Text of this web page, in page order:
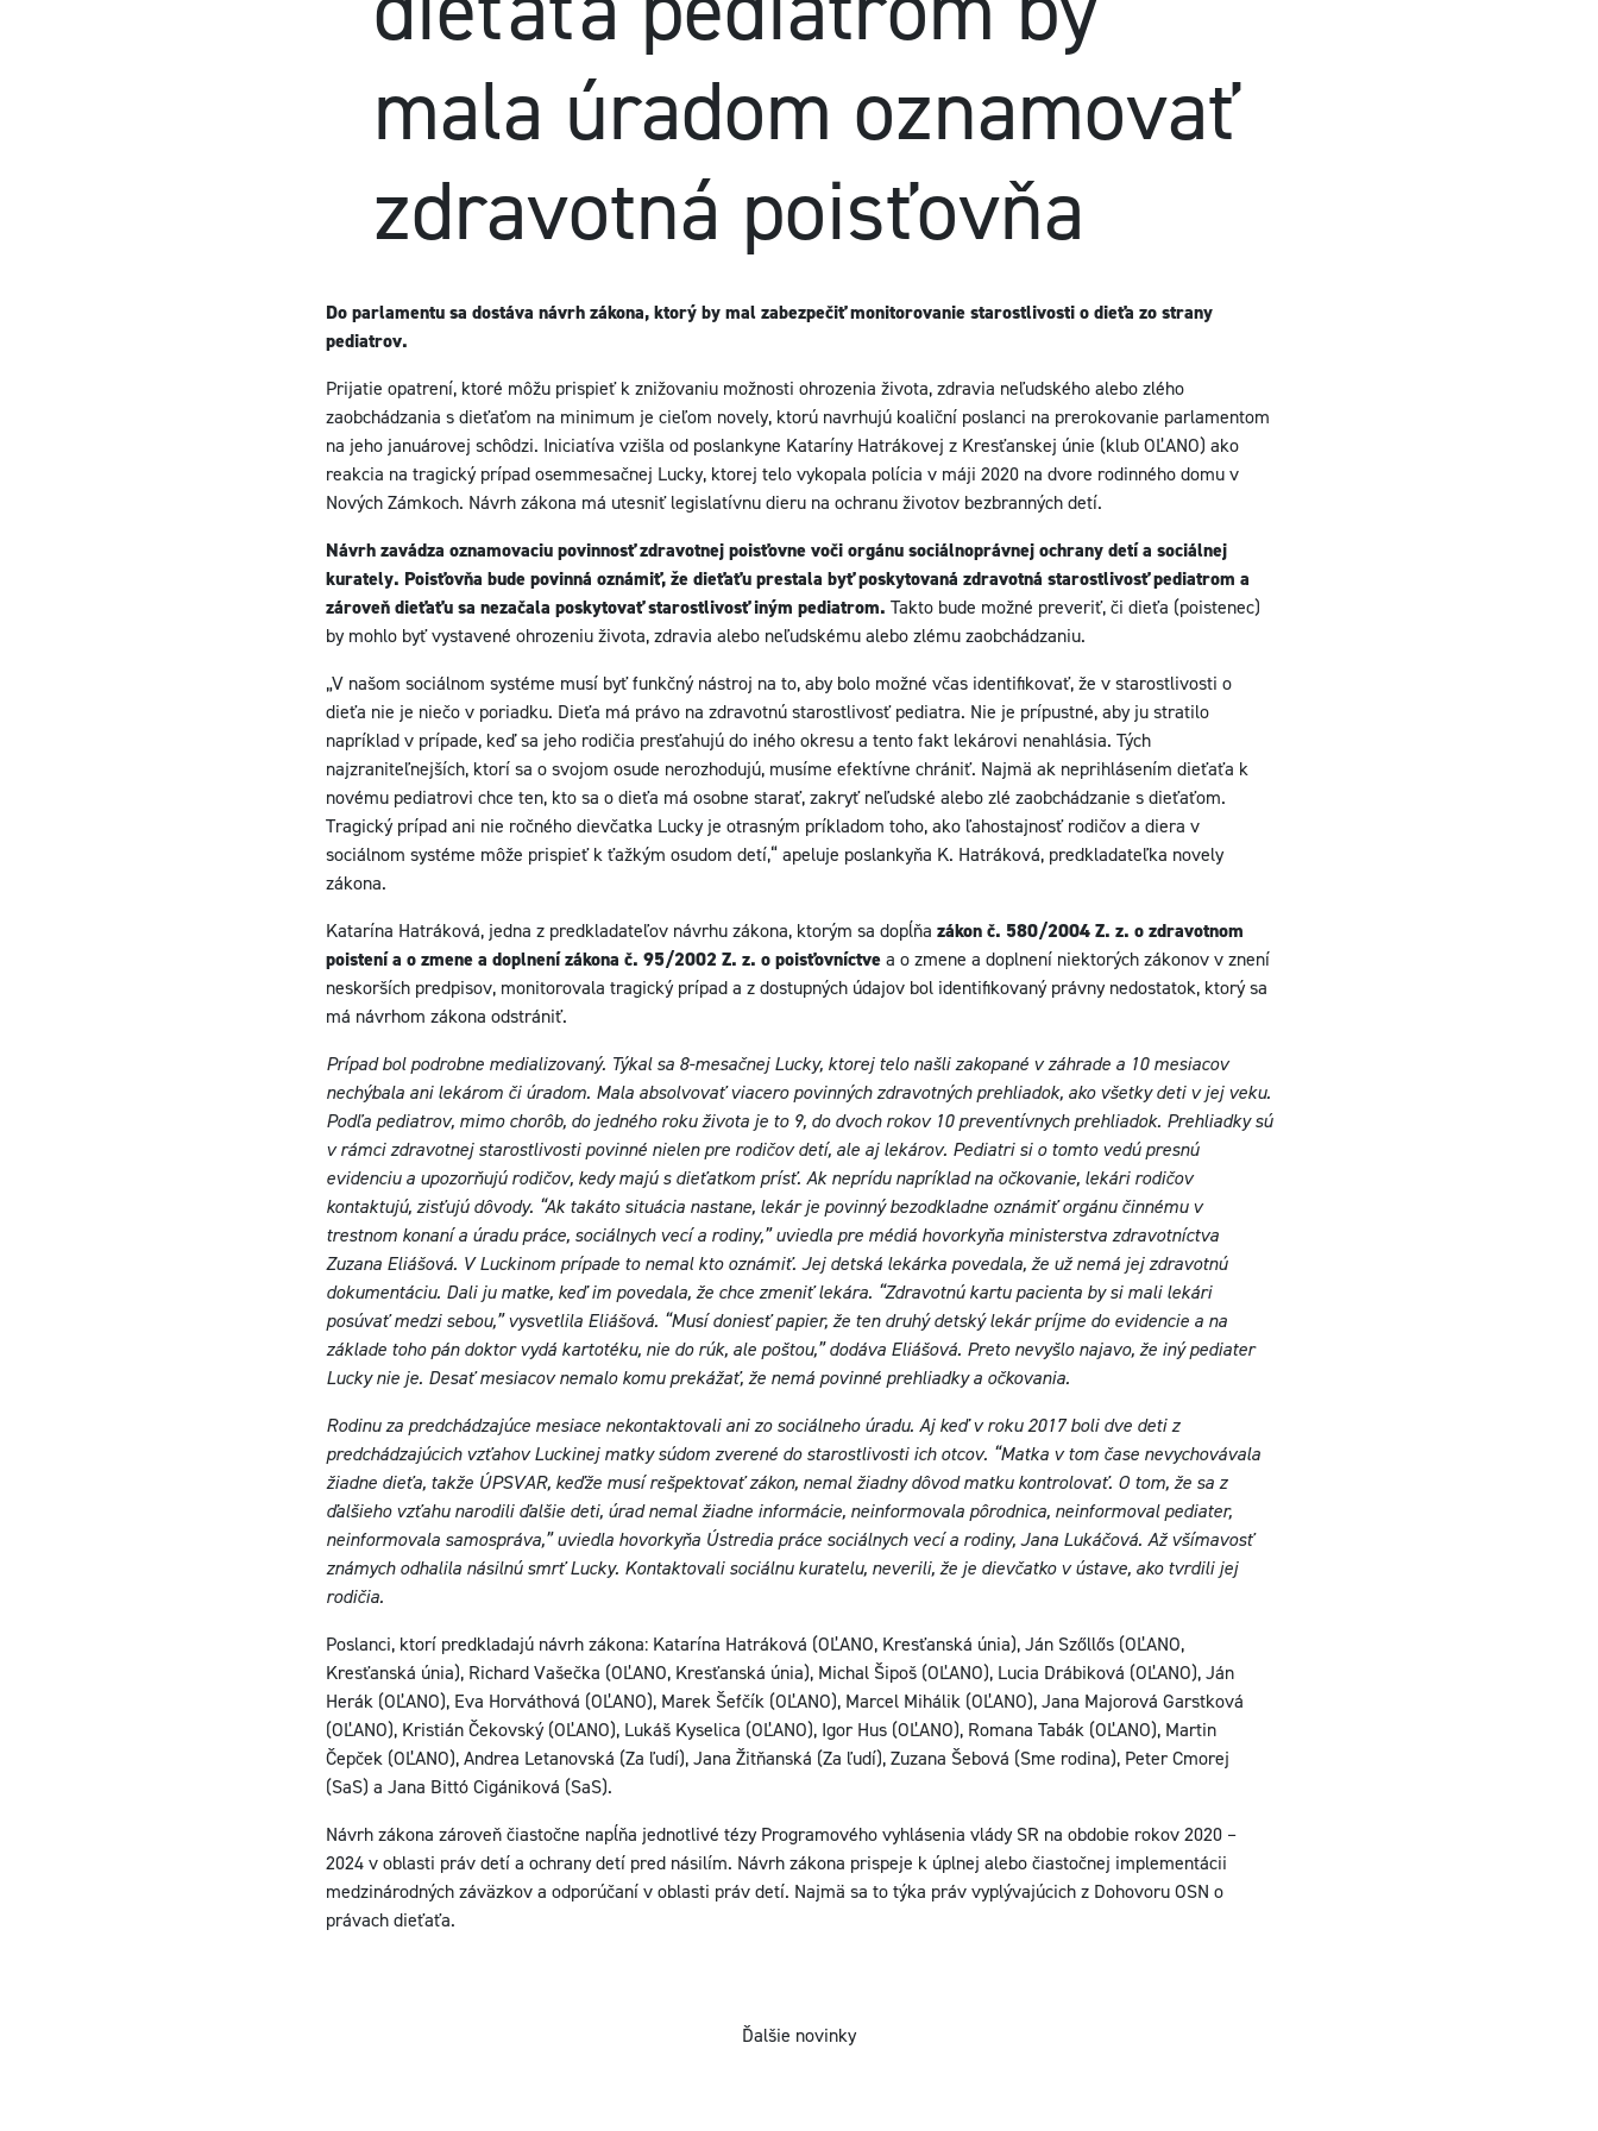
mala úradom oznamovať
zdravotná poisťovňa
Do parlamentu sa dostáva návrh zákona, ktorý by mal zabezpečiť monitorovanie starostlivosti o dieťa zo strany
pediatrov.
Prijatie opatrení, ktoré môžu prispieť k znižovaniu možnosti ohrozenia života, zdravia neľudského alebo zlého
zaobchádzania s dieťaťom na minimum je cieľom novely, ktorú navrhujú koaliční poslanci na prerokovanie parlamentom
na jeho januárovej schôdzi. Iniciatíva vzišla od poslankyne Kataríny Hatrákovej z Kresťanskej únie (klub OĽANO) ako
reakcia na tragický prípad osemmesačnej Lucky, ktorej telo vykopala polícia v máji 2020 na dvore rodinného domu v
Nových Zámkoch. Návrh zákona má utesniť legislatívnu dieru na ochranu životov bezbranných detí.
Návrh zavádza oznamovaciu povinnosť zdravotnej poisťovne voči orgánu sociálnoprávnej ochrany detí a sociálnej
kurately. Poisťovňa bude povinná oznámiť, že dieťaťu prestala byť poskytovaná zdravotná starostlivosť pediatrom a
zároveň dieťaťu sa nezačala poskytovať starostlivosť iným pediatrom. Takto bude možné preveriť, či dieťa (poistenec)
by mohlo byť vystavené ohrozeniu života, zdravia alebo neľudskému alebo zlému zaobchádzaniu.
„V našom sociálnom systéme musí byť funkčný nástroj na to, aby bolo možné včas identifikovať, že v starostlivosti o
dieťa nie je niečo v poriadku. Dieťa má právo na zdravotnú starostlivosť pediatra. Nie je prípustné, aby ju stratilo
napríklad v prípade, keď sa jeho rodičia presťahujú do iného okresu a tento fakt lekárovi nenahlásia. Tých
najzraniteľnejších, ktorí sa o svojom osude nerozhodujú, musíme efektívne chrániť. Najmä ak neprihlásením dieťaťa k
novému pediatrovi chce ten, kto sa o dieťa má osobne starať, zakryť neľudské alebo zlé zaobchádzanie s dieťaťom.
Tragický prípad ani nie ročného dievčatka Lucky je otrasným príkladom toho, ako ľahostajnosť rodičov a diera v
sociálnom systéme môže prispieť k ťažkým osudom detí,“ apeluje poslankyňa K. Hatráková, predkladateľka novely
zákona.
Katarína Hatráková, jedna z predkladateľov návrhu zákona, ktorým sa dopĺňa zákon č. 580/2004 Z. z. o zdravotnom
poistení a o zmene a doplnení zákona č. 95/2002 Z. z. o poisťovníctvea o zmene a doplnení niektorých zákonov v znení
neskorších predpisov, monitorovala tragický prípad a z dostupných údajov bol identifikovaný právny nedostatok, ktorý sa
má návrhom zákona odstrániť.
Prípad bol podrobne medializovaný. Týkal sa 8-mesačnej Lucky, ktorej telo našli zakopané v záhrade a 10 mesiacov
nechýbala ani lekárom či úradom. Mala absolvovať viacero povinných zdravotných prehliadok, ako všetky deti v jej veku.
Podľa pediatrov, mimo chorôb, do jedného roku života je to 9, do dvoch rokov 10 preventívnych prehliadok. Prehliadky sú
v rámci zdravotnej starostlivosti povinné nielen pre rodičov detí, ale aj lekárov. Pediatri si o tomto vedú presnú
evidenciu a upozorňujú rodičov, kedy majú s dieťatkom prísť. Ak neprídu napríklad na očkovanie, lekári rodičov
kontaktujú, zisťujú dôvody. “Ak takáto situácia nastane, lekár je povinný bezodkladne oznámiť orgánu činnému v
trestnom konaní a úradu práce, sociálnych vecí a rodiny,” uviedla pre médiá hovorkyňa ministerstva zdravotníctva
Zuzana Eliášová. V Luckinom prípade to nemal kto oznámiť. Jej detská lekárka povedala, že už nemá jej zdravotnú
dokumentáciu. Dali ju matke, keď im povedala, že chce zmeniť lekára. “Zdravotnú kartu pacienta by si mali lekári
posúvať medzi sebou,” vysvetlila Eliášová. “Musí doniesť papier, že ten druhý detský lekár príjme do evidencie a na
základe toho pán doktor vydá kartotéku, nie do rúk, ale poštou,” dodáva Eliášová. Preto nevyšlo najavo, že iný pediater
Lucky nie je. Desať mesiacov nemalo komu prekážať, že nemá povinné prehliadky a očkovania.
Rodinu za predchádzajúce mesiace nekontaktovali ani zo sociálneho úradu. Aj keď v roku 2017 boli dve deti z
predchádzajúcich vzťahov Luckinej matky súdom zverené do starostlivosti ich otcov. “Matka v tom čase nevychovávala
žiadne dieťa, takže ÚPSVAR, keďže musí rešpektovať zákon, nemal žiadny dôvod matku kontrolovať. O tom, že sa z
ďalšieho vzťahu narodili ďalšie deti, úrad nemal žiadne informácie, neinformovala pôrodnica, neinformoval pediater,
neinformovala samospráva,” uviedla hovorkyňa Ústredia práce sociálnych vecí a rodiny, Jana Lukáčová. Až všímavosť
známych odhalila násilnú smrť Lucky. Kontaktovali sociálnu kuratelu, neverili, že je dievčatko v ústave, ako tvrdili jej
rodičia.
Poslanci, ktorí predkladajú návrh zákona: Katarína Hatráková (OĽANO, Kresťanská únia), Ján Szőllős (OĽANO,
Kresťanská únia), Richard Vašečka (OĽANO, Kresťanská únia), Michal Šipoš (OĽANO), Lucia Drábiková (OĽANO), Ján
Herák (OĽANO), Eva Horváthová (OĽANO), Marek Šefčík (OĽANO), Marcel Mihálik (OĽANO), Jana Majorová Garstková
(OĽANO), Kristián Čekovský (OĽANO), Lukáš Kyselica (OĽANO), Igor Hus (OĽANO), Romana Tabák (OĽANO), Martin
Čepček (OĽANO), Andrea Letanovská (Za ľudí), Jana Žitňanská (Za ľudí), Zuzana Šebová (Sme rodina), Peter Cmorej
(SaS) a Jana Bittó Cigániková (SaS).
Návrh zákona zároveň čiastočne napĺňa jednotlivé tézy Programového vyhlásenia vlády SR na obdobie rokov 2020 –
2024 v oblasti práv detí a ochrany detí pred násilím. Návrh zákona prispeje k úplnej alebo čiastočnej implementácii
medzinárodných záväzkov a odporúčaní v oblasti práv detí. Najmä sa to týka práv vyplývajúcich z Dohovoru OSN o
právach dieťaťa.
Ďalšie novinky